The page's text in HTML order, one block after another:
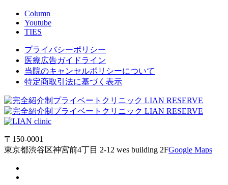
Column
Youtube
TIES
プライバシーポリシー
医療広告ガイドライン
当院のキャンセルポリシーについて
特定商取引法に基づく表示
〒150-0001
東京都渋谷区神宮前4丁目 2-12 wes building 2FGoogle Maps